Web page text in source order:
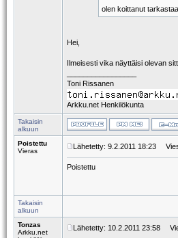
olen koittanut
Hei,
Ilmeisesti vika näyttäisi olevan
Toni Rissanen
Arkku.net Henkilökunta
Takaisin
alkuun
Poistettu
Vieras
Lähetetty: 9.2.2011 18:23
Poistettu
Takaisin
alkuun
Tonzas
Arkku.net
Lähetetty: 10.2.2011 23:58